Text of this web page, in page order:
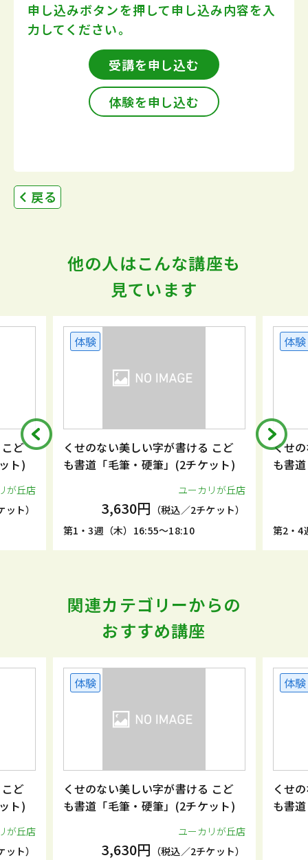
申し込みボタンを押して申し込み内容を入
力してください。
受講を申し込む
体験を申し込む
戻る
他の人はこんな講座も
見ています
が書ける こど
」(2チケット)
ユーカリが丘店
税込／2チケット）
くせのない美しい字が書ける こど
も書道「毛筆・硬筆」(2チケット)
ユーカリが丘店
3,630円（税込／2チケット）
第2・4週（木）15:30～16:45
関連カテゴリーからの
おすすめ講座
字が書ける こど
筆」(2チケット)
（税込／2チケット）
くせのない美しい字が書ける こど
も書道「毛筆・硬筆」(2チケット)
3,630円（税込／2チケッ